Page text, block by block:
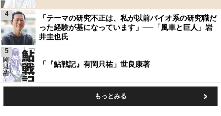
「テーマの研究不正は、私が以前バイオ系の研究職だ
った経験が基になっています」──「風車と巨人」岩
井圭也氏
4
「『鮎戦記』有岡只祐」世良康著
5
もっとみる